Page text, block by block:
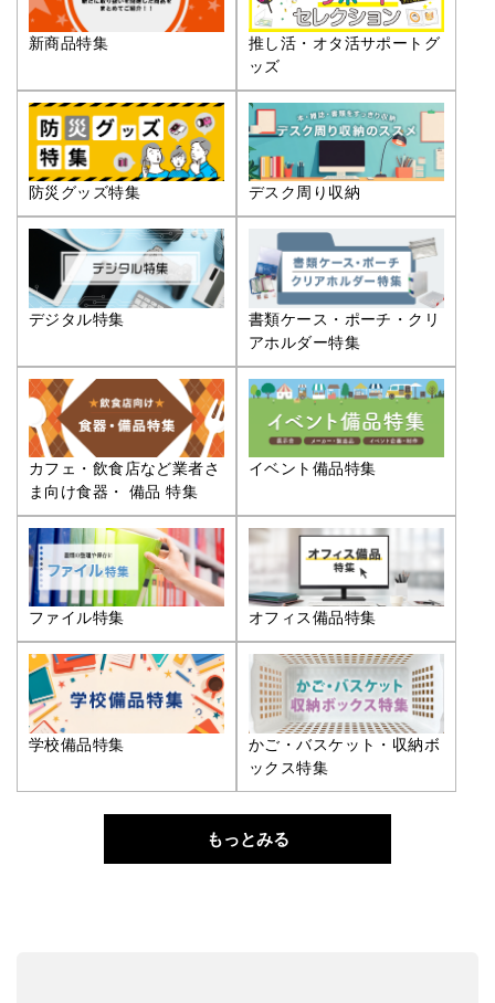
新商品特集
推し活・オタ活サポートグ
ッズ
防災グッズ特集 デスク周り収納
デジタル特集
書類ケース・ポーチ・クリ
アホルダー特集
カフェ・飲食店など業者さ
ま向け食器・ 備品 特集
イベント備品特集
ファイル特集 オフィス備品特集
学校備品特集
かご・バスケット・収納ボ
ックス特集
もっとみる